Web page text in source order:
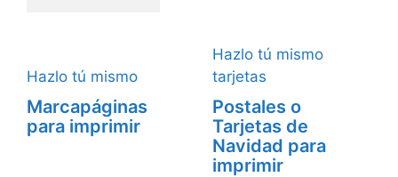
Hazlo tú mismo
Marcapáginas
para imprimir
Hazlo tú mismo
tarjetas
Postales o
Tarjetas de
Navidad para
imprimir